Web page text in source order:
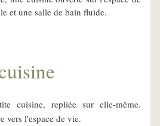
et une salle de bain fluide.
cuisine, repliée sur elle-même.
vers l'espace de vie.